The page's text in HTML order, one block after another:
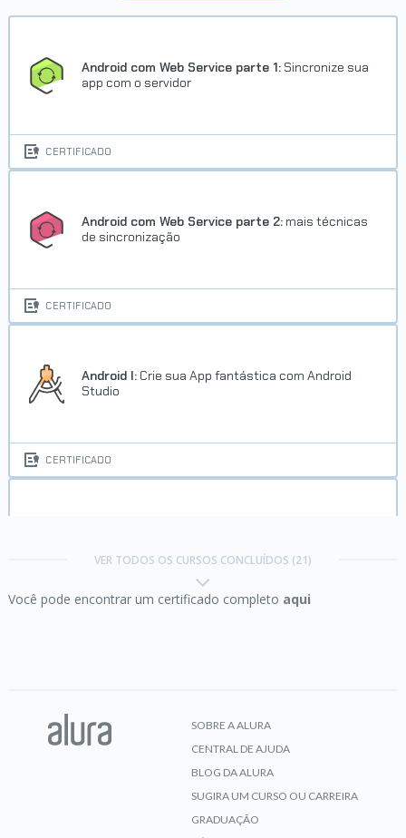
Android com Web Service parte 1: Sincronize sua
app com o servidor
CERTIFICADO
Android com Web Service parte 2: mais técnicas
de sincronização
CERTIFICADO
Android I: Crie sua App fantástica com Android
Studio
CERTIFICADO
VER TODOS OS CURSOS CONCLUÍDOS (21)
Você pode encontrar um certificado completo aqui
SOBRE A ALURA
CENTRAL DE AJUDA
BLOG DA ALURA
SUGIRA UM CURSO OU CARREIRA
GRADUAÇÃO